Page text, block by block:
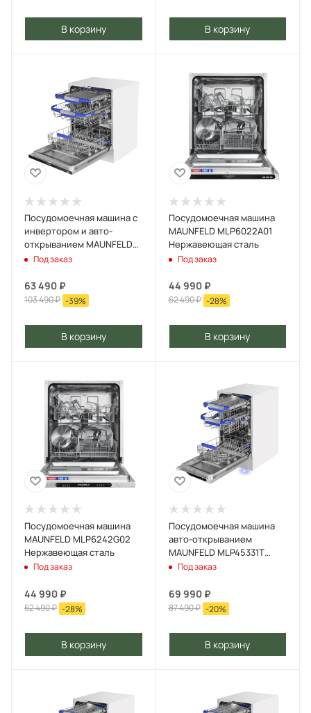
В корзину В корзину
Посудомоечная машина c
инвертором и авто-
открыванием MAUNFELD
MLP-12IMROI Белый
Под заказ
63 490 ₽
103 490₽ -39%
В корзину
Посудомоечная машина
MAUNFELD MLP6022A01
Нержавеющая сталь
Под заказ
44 990₽
62 490₽ -28%
В корзину
Посудомоечная машина
MAUNFELD MLP6242G02
Нержавеющая сталь
Под заказ
44 990 ₽
62 490₽ -28%
В корзину
Посудомоечная машина
авто-открыванием
MAUNFELD MLP45331T
Light Beam Wi-Fi
Под заказ
69 990₽
87 490₽ -20%
В корзину